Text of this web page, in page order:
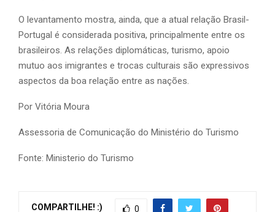
O levantamento mostra, ainda, que a atual relação Brasil-
Portugal é considerada positiva, principalmente entre os
brasileiros. As relações diplomáticas, turismo, apoio
mutuo aos imigrantes e trocas culturais são expressivos
aspectos da boa relação entre as nações.
Por Vitória Moura
Assessoria de Comunicação do Ministério do Turismo
Fonte: Ministerio do Turismo
COMPARTILHE! :) 0